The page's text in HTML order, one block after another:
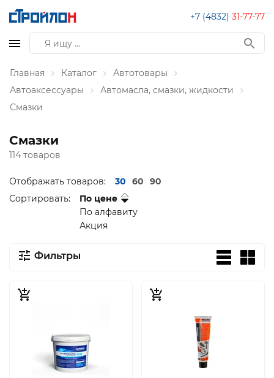
+7 (4832) 31-77-77
Главная Каталог
Автотовары
Автоаксессуары
Автомасла, смазки, жидкости
Смазки
Смазки
114 товаров
Отображать товаров: 30 60
90
Сортировать:
По цене
По алфавиту
Акция
Фильтры